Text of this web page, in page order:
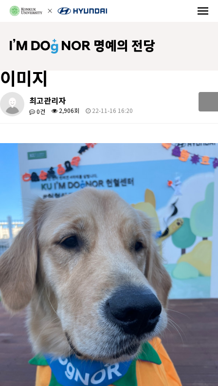
NOR 명예의 전당
이미지
최고관리자
0건 2,906회 22-11-16 16:20